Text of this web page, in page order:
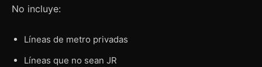
No incluye:
Líneas de metro privadas
Líneas que no sean JR